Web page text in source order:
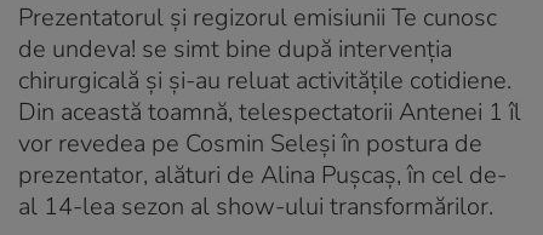
Prezentatorul și regizorul emisiunii Te cunosc
de undeva! se simt bine după intervenția
chirurgicală și și-au reluat activitățile cotidiene.
Din această toamnă, telespectatorii Antenei 1 îl
vor revedea pe Cosmin Seleși în postura de
prezentator, alături de Alina Pușcaș, în cel de-
al 14-lea sezon al show-ului transformărilor.